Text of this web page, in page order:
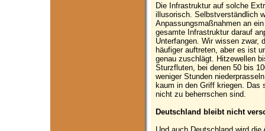
Die Infrastruktur auf solche
illusorisch. Selbstverständlich
Anpassungsmaßnahmen an
gesamte Infrastruktur darauf
Unterfangen. Wir wissen zwar,
häufiger auftreten, aber es ist
genau zuschlägt. Hitzewellen
Sturzfluten, bei denen 50 bis
weniger Stunden
kaum in den Griff kriegen. Das
nicht zu beherrschen sind.
Deutschland bleibt nicht